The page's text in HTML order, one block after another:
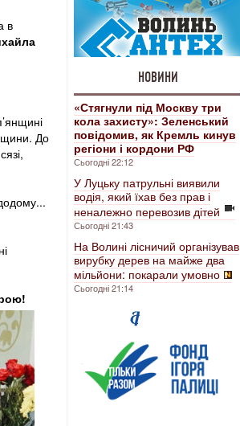
в
До
!
НОВИНИ
«Стягнули під Москву три
кола захисту»: Зеленський
повідомив, як Кремль кинув
регіони і кордони РФ
Сьогодні 22:12
У Луцьку патрульні виявили
водія, який їхав без прав і
неналежно перевозив дітей
Сьогодні 21:43
На Волині лісничий організував
вирубку дерев на майже два
мільйони: покарали умовно
Сьогодні 21:14